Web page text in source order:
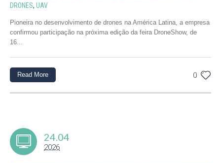
DRONES, UAV
Pioneira no desenvolvimento de drones na América Latina, a empresa
confirmou participação na próxima edição da feira DroneShow, de
16...
0
Read More
24.04
2026